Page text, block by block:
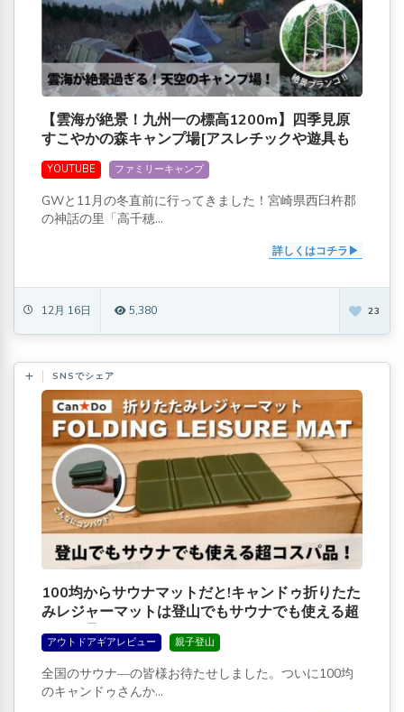
【雲海が絶景！九州一の標高1200m】四季見原
すこやかの森キャンプ場[アスレチックや遊具も
あるよ]
YOUTUBE ファミリーキャンプ
GWと11月の冬直前に行ってきました！宮崎県西臼杵郡
の神話の里「高千穂...
詳しくはコチラ
12月 16日 5,380 23
SNSでシェア
100均からサウナマットだと!キャンドゥ折りたた
みレジャーマットは登山でもサウナでも使える超
コスパ品だ！
アウトドアギアレビュー 親子登山
全国のサウナ―の皆様お待たせしました。ついに100均
のキャンドゥさんか...